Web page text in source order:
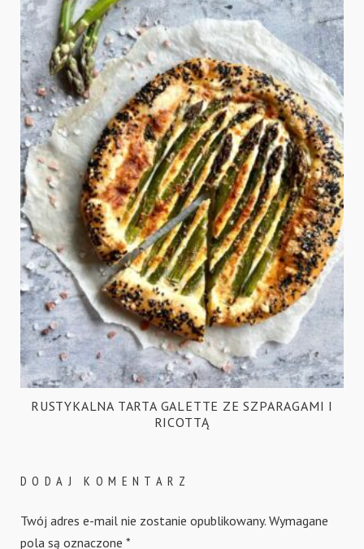
RUSTYKALNA TARTA GALETTE ZE SZPARAGAMI I
RICOTTĄ
DODAJ KOMENTARZ
Twój adres e-mail nie zostanie opublikowany. Wymagane
pola są oznaczone *